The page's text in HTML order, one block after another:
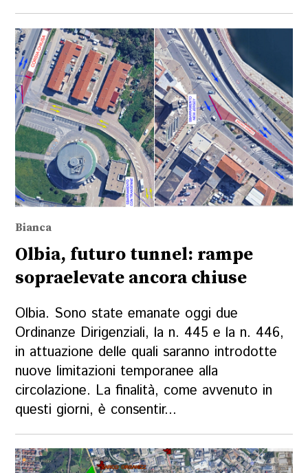
Bianca
Olbia, futuro tunnel: rampe
sopraelevate ancora chiuse
Olbia. Sono state emanate oggi due
Ordinanze Dirigenziali, la n. 445 e la n. 446,
in attuazione delle quali saranno introdotte
nuove limitazioni temporanee alla
circolazione. La finalità, come avvenuto in
questi giorni, è consentir...